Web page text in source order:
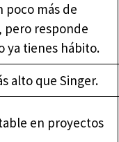
poco más de
pero responde
ya tienes hábito.
alto que Singer.
en proyectos